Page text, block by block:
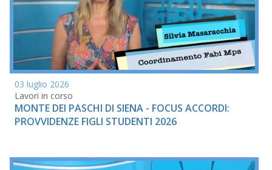
03 luglio 2026
Lavori in corso
MONTE DEI PASCHI DI SIENA - FOCUS ACCORDI:
PROVVIDENZE FIGLI STUDENTI 2026